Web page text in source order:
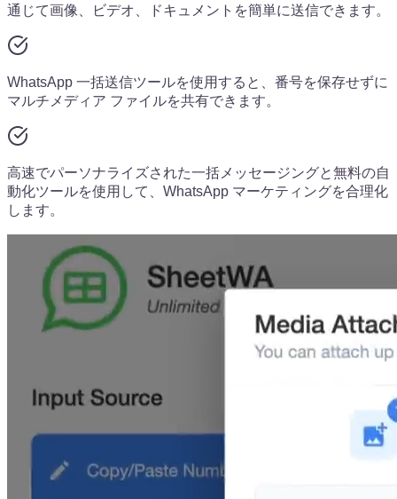
通じて画像、ビデオ、ドキュメントを簡単に送信できます。
WhatsApp 一括送信ツールを使用すると、番号を保存せずに
マルチメディア ファイルを共有できます。
高速でパーソナライズされた一括メッセージングと無料の自
動化ツールを使用して、WhatsApp マーケティングを合理化
します。